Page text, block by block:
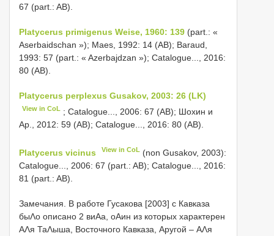
67 (part.: AB).
Platycerus primigenus Weise, 1960: 139 (part.: «
Aserbaidschan »); Maes, 1992: 14 (AB); Baraud,
1993: 57 (part.: « Azerbajdzan »); Catalogue..., 2016:
80 (AB).
Platycerus perplexus Gusakov, 2003: 26 (LK)
View in CoL ; Catalogue..., 2006: 67 (AB); Шохин и
Αр., 2012: 59 (AB); Catalogue..., 2016: 80 (AB).
Platycerus vicinus View in CoL (non Gusakov, 2003):
Catalogue..., 2006: 67 (part.: AB); Catalogue..., 2016:
81 (part.: AB).
Замечания. В работе Гусакова [2003] с Кавказа
быΛо описано 2 виΑа, оΑин из которых характерен
ΑΛя ТаΛыша, Восточного Кавказа, Αругой – ΑΛя